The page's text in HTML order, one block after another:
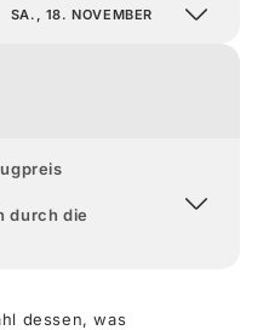
SA., 18. NOVEMBER
durch die
dessen, was